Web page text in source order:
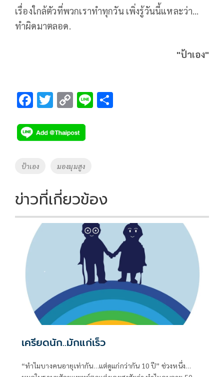
เรื่องใกล้ตัวที่พวกเราทำทุกวัน เพิ่งรู้วันนี้แหละว่า…
ทำผิดมาตลอด.
"ป้าเอง"
F
e
b
o
k
T
tt
er
C
p
y
Li
k
Li
Tags
ป้าเอง มองมุมสูง
ข่าวที่เกี่ยวข้อง
เครียดนัก..มักแก่เร็ว
“ทำไมบางคนอายุเท่ากัน…แต่ดูแก่กว่ากัน 10 ปี” ช่วงหนึ่ง…